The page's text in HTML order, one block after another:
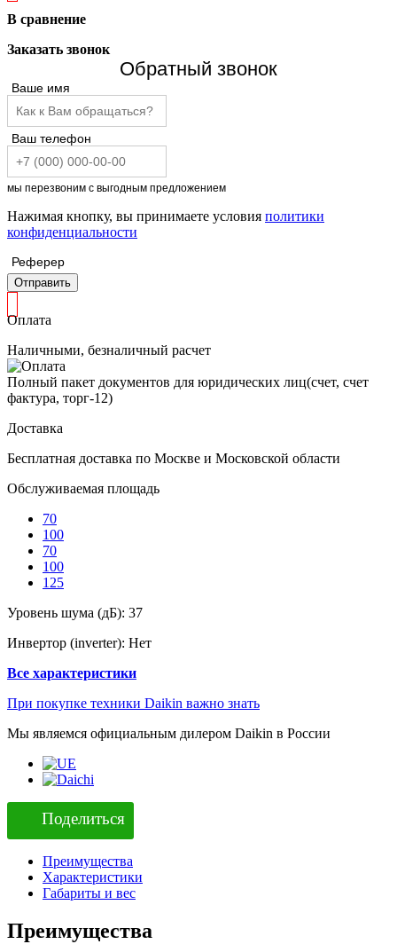
В сравнение
Заказать звонок
Обратный звонок
Ваше имя
Ваш телефон
мы перезвоним с выгодным предложением
Нажимая кнопку, вы принимаете условия политики
конфиденциальности
Реферер
Отправить
Оплата
Наличными, безналичный расчет
Полный пакет документов для юридических лиц(счет, счет
фактура, торг-12)
Доставка
Бесплатная доставка по Москве и Московской области
Обслуживаемая площадь
70
100
70
100
125
Уровень шума (дБ): 37
Инвертор (inverter): Нет
Все характеристики
При покупке техники Daikin важно знать
Мы являемся официальным дилером Daikin в России
Поделиться
Преимущества
Характеристики
Габариты и вес
Преимущества